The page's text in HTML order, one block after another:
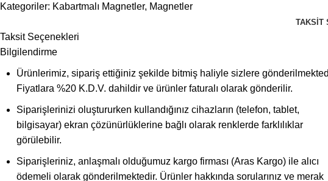
Kategoriler: Kabartmalı Magnetler, Magnetler
TAKSIT
Taksit Seçenekleri
Bilgilendirme
Ürünlerimiz, sipariş ettiğiniz şekilde bitmiş haliyle sizlere
Fiyatlara %20 K.D.V. dahildir ve ürünler faturalı olarak gönderilir.
Siparişlerinizi oluştururken kullandığınız cihazların (telefon, tablet,
bilgisayar) ekran çözünürlüklerine bağlı olarak renklerde farklılıklar
görülebilir.
Siparişleriniz, anlaşmalı olduğumuz kargo firması (Aras Kargo) ile alıcı
ödemeli olarak gönderilmektedir. Ürünler hakkında sorularınız ve merak